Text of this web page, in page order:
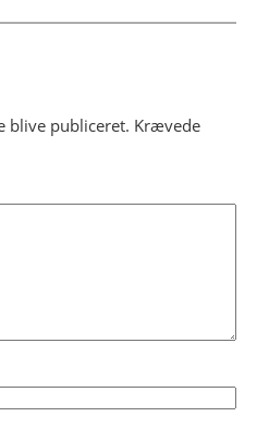
blive publiceret. Krævede